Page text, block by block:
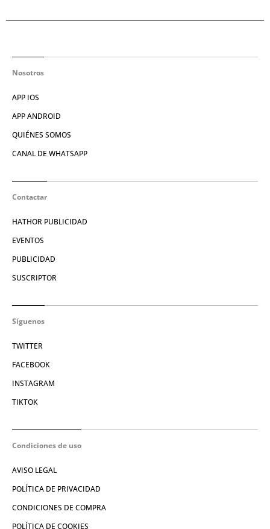
Nosotros
APP IOS
APP ANDROID
QUIÉNES SOMOS
CANAL DE WHATSAPP
Contactar
HATHOR PUBLICIDAD
EVENTOS
PUBLICIDAD
SUSCRIPTOR
Síguenos
TWITTER
FACEBOOK
INSTAGRAM
TIKTOK
Condiciones de uso
AVISO LEGAL
POLÍTICA DE PRIVACIDAD
CONDICIONES DE COMPRA
POLÍTICA DE COOKIES